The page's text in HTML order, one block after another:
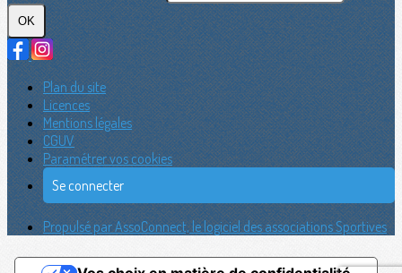
OK
Plan du site
Licences
Mentions légales
CGUV
Paramétrer vos cookies
Se connecter
Propulsé par AssoConnect, le logiciel des associations Sportives